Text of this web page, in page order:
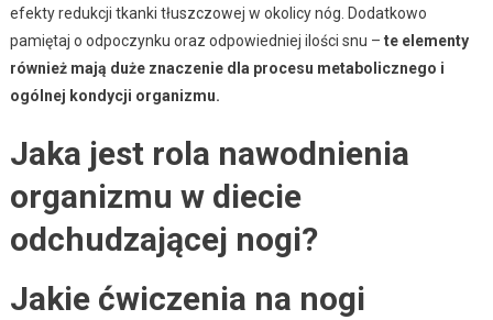
efekty redukcji tkanki tłuszczowej w okolicy nóg. Dodatkowo
pamiętaj o odpoczynku oraz odpowiedniej ilości snu – te elementy
również mają duże znaczenie dla procesu metabolicznego i
ogólnej kondycji organizmu.
Jaka jest rola nawodnienia
organizmu w diecie
odchudzającej nogi?
Jakie ćwiczenia na nogi